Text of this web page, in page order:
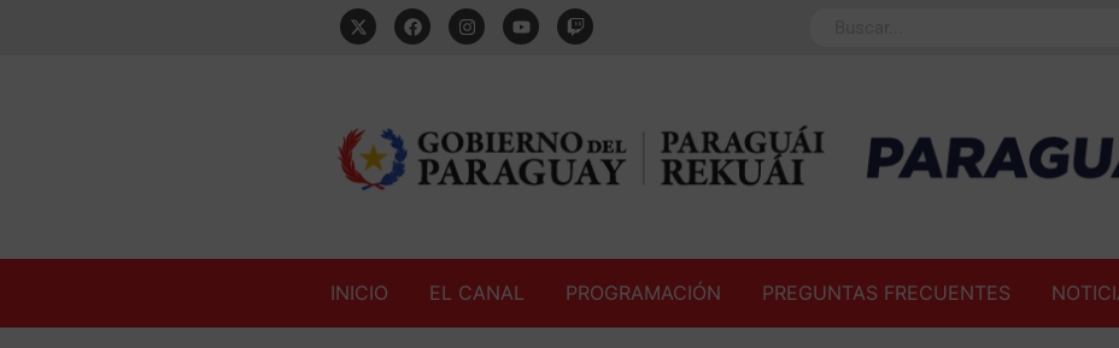
INICIO EL CANAL PROGRAMACIÓN PREGUNTAS FRECUENTES